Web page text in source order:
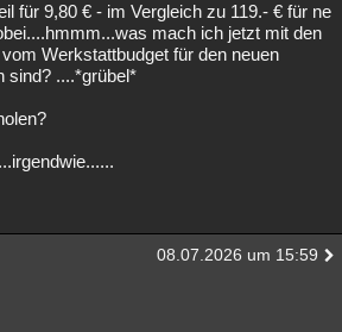
für 9,80 € - im Vergleich zu 119.- € für ne
mach ich jetzt mit den
Werkstattbudget für den neuen
sind? ....*grübel*
08.07.2026 um 15:59